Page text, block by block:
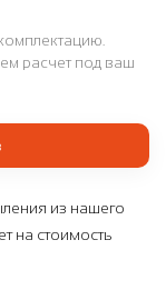
расчет под ваш
из нашего
на стоимость